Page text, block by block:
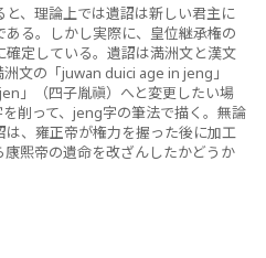
、理論上では遺詔は新しい君主に
る。しかし実際に、皇位継承権の
定している。遺詔は満洲文と漢文
文の「juwan duici age in jeng」
」（四子胤禛）へと変更したい場
削って、jeng字の筆法で描く。無論
、雍正帝が権力を握った後に加工
熙帝の遺命を改ざんしたかどうか